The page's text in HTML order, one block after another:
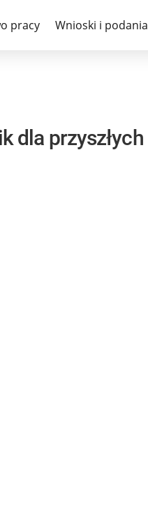
pracy Wnioski i podania
dla przyszłych